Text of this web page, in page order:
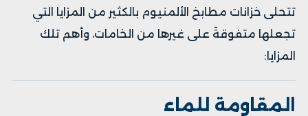
تتحلى خزانات مطابخ الألمنيوم بالكثير من المزايا التي
تجعلها متفوقةً على غيرها من الخامات، وأهم تلك
المزايا:
المقاومة للماء